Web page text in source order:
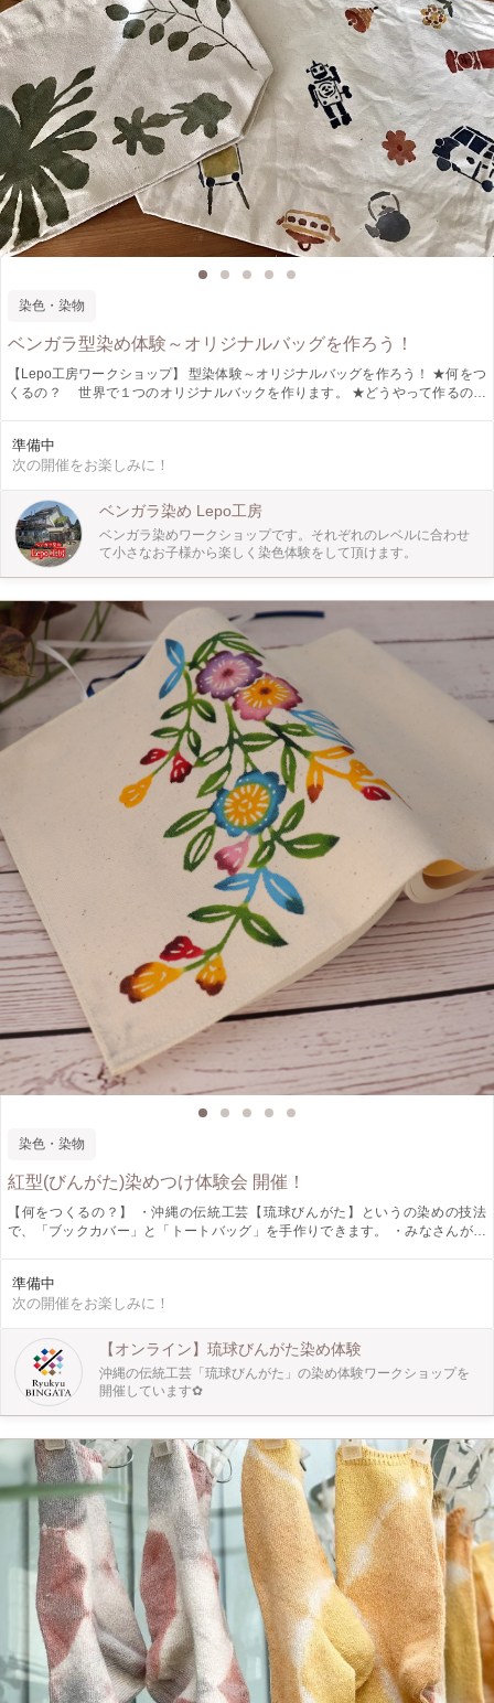
染色・染物
ベンガラ型染め体験～オリジナルバッグを作ろう！
【Lepo工房ワークショップ】 型染体験～オリジナルバッグを作ろう！ ★何をつ
くるの？ 世界で１つのオリジナルバックを作ります。 ★どうやって作るの？
染料に使います。 型紙を使うので絵が苦手な方でも楽しく作品作りができま
す。 【対象年齢】 3歳〜が対象年齢になります。 小さなお子様から大人の方ま
やお友達と複数名での参加も大丈夫です。 アットホームな工房です。 皆様のお
越しを心よりお待ち致しております！
準備中
次の開催をお楽しみに！
ベンガラ染め Lepo工房
ベンガラ染めワークショップです。それぞれのレベルに合わせ
て小さなお子様から楽しく染色体験をして頂けます。
染色・染物
紅型(びんがた)染めつけ体験会 開催！
【何をつくるの？】 ・沖縄の伝統工芸【琉球びんがた】というの染めの技法
で、「ブックカバー」と「トートバッグ」を手作りできます。 ・みなさんが普
の？】 ・塗り絵のような感覚で、模様が置かれた布に自分の好きな色をつけて
いきます。 ・びんがたでは、顔料(布に染まる色)を専用の刷毛で染めていき、び
記に、写真付きでその作り方を紹介しています。 【作品の仕様】 ・ブックカバ
ー 文庫本サイズ(4柄から1つ選べます。) ・トートバッグ A4ファイルが入る
サイズ(4柄から1つ選べます。) ※体験会でつくれるのは、ブックカバーORトー
トバッグいづれか1つのみです。 ※当日、先着順に選べますので人気の柄は売り
切れる場合もあります。 【ここがオススメ！】 ①自分だけのオリジナルカラー
に染めることができます☆ ②少人数制なので分からないことがあれば、気軽に
スタッフに質問できます。 ③お子さんも参加できる内容です。 ④11月は工芸月
間です。工芸に触れたい方、ものづくりが好きな方、沖縄が好きな方におすすめ
です♪ 【ぜひ知ってほしい！】 琉球びんがたとは・・・ 琉球紅型（びんがた）
は、沖縄の伝統工芸である染め物のことです。 主に着物や帯として染めらるこ
とが多いです。 早くは13世紀から起源を持つと言われており、鮮明な色彩、大
胆な配色で沖縄の自然や風土を反映させたた文様が特徴的です。 詳しくは、こ
ちらのサイトをご覧ください⇒http://www.ryukyu-bingata.com/bingata/about/ ●
イベント概要 【日時】11月15日(月)～11月17日(水) 18:00～19:30(受付：
17:40～) 【場所】＠ホテルストレータ那覇 〒900-0013 沖縄県那覇市牧志１丁目
１９−８ 【定員】10名様（ご予約先着順となります） ※対象年齢：5歳以上(小学
生以下は保護者同伴) 【予約期限】体験日の前日まで 参加費 ：3,500円(税込)
支払方法：現金・クレジット決済（当日支払い） 【体験コース】 A.ブックカバ
ー B.トートバッグ
準備中
次の開催をお楽しみに！
【オンライン】琉球びんがた染め体験
沖縄の伝統工芸「琉球びんがた」の染め体験ワークショップを
開催しています✿